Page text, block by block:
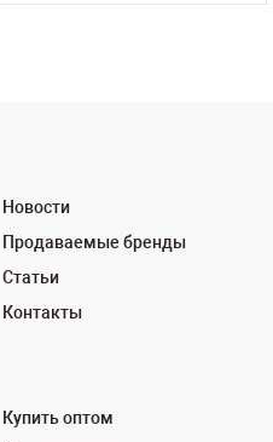
Новости
Продаваемые бренды
Статьи
Контакты
Купить оптом